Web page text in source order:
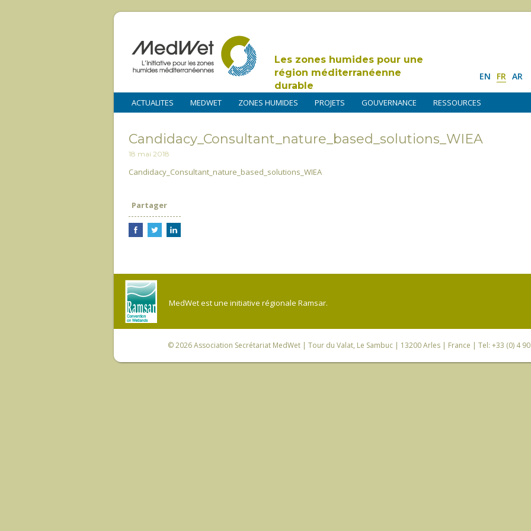
Les zones humides pour une
région méditerranéenne
durable
EN FR AR
ACTUALITES MEDWET ZONES HUMIDES PROJETS GOUVERNANCE RESSOURCES
Candidacy_Consultant_nature_based_solutions_WIEA
18 mai 2018
Candidacy_Consultant_nature_based_solutions_WIEA
Partager
MedWet est une initiative régionale Ramsar.
© 2026Association Secrétariat MedWet | Tour du Valat, Le Sambuc | 13200 Arles | France | Tel: +33 (0) 4